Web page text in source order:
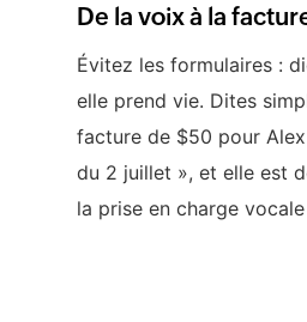
De la voix à la
Évitez les formulaires :
elle prend vie. Dites
facture de $50 pour
du 2 juillet », et elle est
la prise en charge